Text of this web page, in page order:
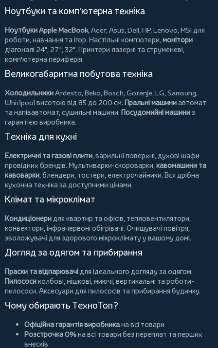
Ноутбуки та комп'ютерна техніка
Ноутбуки Apple MacBook,Acer,Asus,Dell,HP,Lenovo,MSI для
роботи, навчання та ігор. Настільні комп'ютери,монітори
діагоналі 24", 27", 32". Принтери лазерні та струменеві,
комп'ютерна периферія.
Великогабаритна побутова техніка
ХолодильникиArdesto,Beko,Bosch,Gorenje,LG,Samsung,
Whirlpool висотою від 85 до 200 см. Пральні машиниавтомат
та напівавтомат,сушильні машини. Посудомийні машиниз
гарантією виробника.
Техніка для кухні
Електричні та газові плити, варильні поверхні, духові шафи
провідних брендів. Мультиварки-скороварки,кавомашини та
кавоварки,блендери, тостери,електрочайники. Вся дрібна
кухонна техніка за доступними цінами.
Клімат та мікроклімат
Кондиціонеридля квартир та офісів, тепловентилятори,
конвектори,інфрачервоні обігрівачі. Очищувачі повітря,
зволожувачі для здорового мікроклімату у вашому домі.
Догляд за одягом та прибирання
Праски та відпарювачідля ідеального догляду за одягом.
Пилососиколбові,мішкові,миючі,вертикальні тароботи-
пилососи. Аксесуари для пилососів та прибирання будинку.
Чому обирають ТехноТоп?
Офіційна гарантія виробникана всі товари
Розстрочка 0%на всі товари без переплат та перших
внесків